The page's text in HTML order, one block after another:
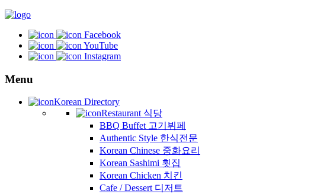
Facebook
YouTube
Instagram
Menu
Korean Directory
Restaurant 식당
BBQ Buffet 고기뷔페
Authentic Style 한식전문
Korean Chinese 중화요리
Korean Sashimi 횟집
Korean Chicken 치킨
Cafe / Dessert 디저트